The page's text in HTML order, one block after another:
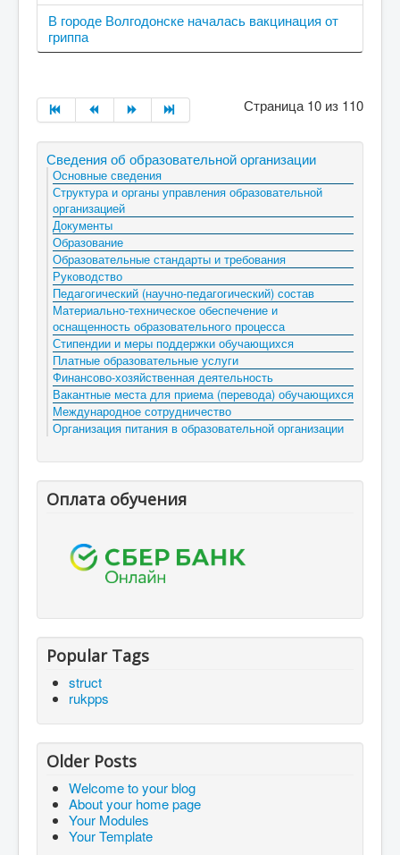
В городе Волгодонске началась вакцинация от
гриппа
Страница 10 из 110
Сведения об образовательной организации
Основные сведения
Структура и органы управления образовательной
организацией
Документы
Образование
Образовательные стандарты и требования
Руководство
Педагогический (научно-педагогический) состав
Материально-техническое обеспечение и
оснащенность образовательного процесса
Стипендии и меры поддержки обучающихся
Платные образовательные услуги
Финансово-хозяйственная деятельность
Вакантные места для приема (перевода) обучающихся
Международное сотрудничество
Организация питания в образовательной организации
Оплата обучения
Popular Tags
struct
rukpps
Older Posts
Welcome to your blog
About your home page
Your Modules
Your Template